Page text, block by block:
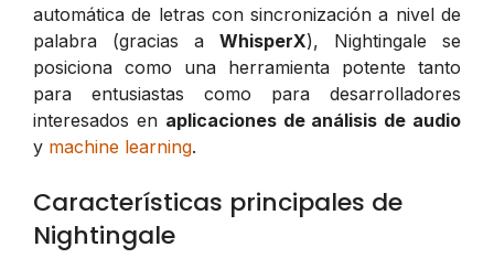
automática de letras con sincronización a nivel de
palabra (gracias a WhisperX), Nightingale se
posiciona como una herramienta potente tanto
para entusiastas como para desarrolladores
interesados en aplicaciones de análisis de audio
y machine learning.
Características principales de
Nightingale